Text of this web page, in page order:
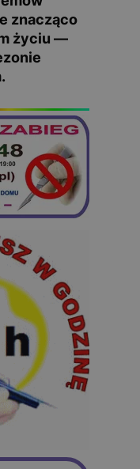
znacząco
życiu —